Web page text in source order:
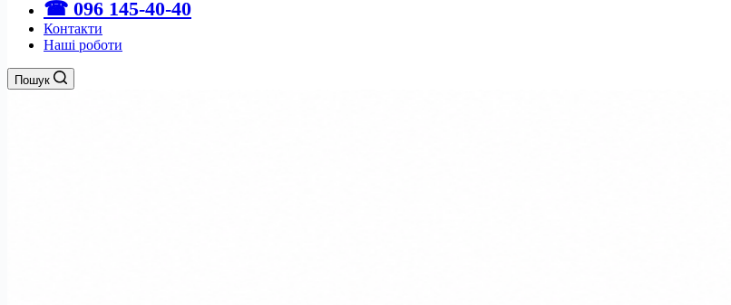
☎ 096 145-40-40
Контакти
Наші роботи
Пошук